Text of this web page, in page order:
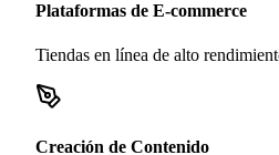
Plataformas de E-commerce
Tiendas en línea de alto
Creación de Contenido